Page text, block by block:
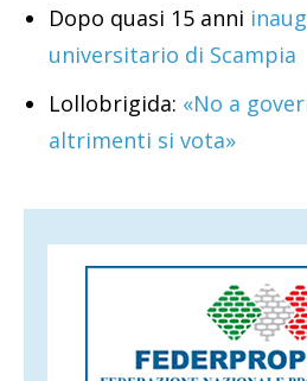
Dopo quasi 15 anni
universitario di Scampia
Lollobrigida: «No a
altrimenti si vota»